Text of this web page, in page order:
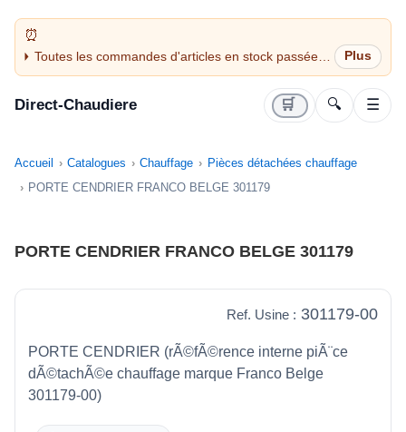
Toutes les commandes d'articles en stock passées
avant 14H sont expédiées le jour même (jours
Direct-Chaudiere 🛒 🔍 ☰
Accueil Catalogues Chauffage
Pièces détachées chauffage
PORTE CENDRIER FRANCO BELGE 301179
PORTE CENDRIER FRANCO BELGE 301179
Ref. Usine : 301179-00
PORTE CENDRIER (rÃ©fÃ©rence interne piÃ¨ce
dÃ©tachÃ©e chauffage marque Franco Belge
301179-00)